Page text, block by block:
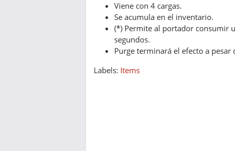
Viene con 4 cargas.
Se acumula en el inventario.
(*) Permite al portador consumir
segundos.
Purge terminará el efecto a pesar
Labels: Items